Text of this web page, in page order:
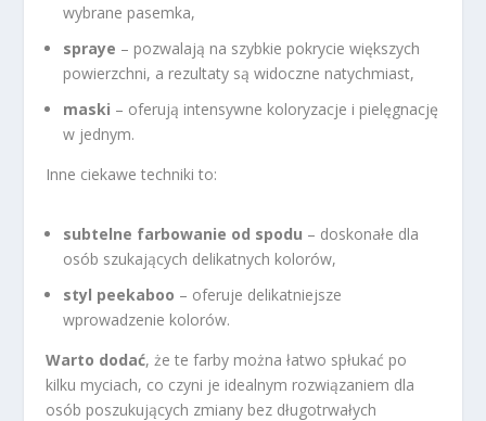
wybrane pasemka,
spraye – pozwalają na szybkie pokrycie większych
powierzchni, a rezultaty są widoczne natychmiast,
maski – oferują intensywne koloryzacje i pielęgnację
w jednym.
Inne ciekawe techniki to:
subtelne farbowanie od spodu – doskonałe dla
osób szukających delikatnych kolorów,
styl peekaboo – oferuje delikatniejsze
wprowadzenie kolorów.
Warto dodać, że te farby można łatwo spłukać po
kilku myciach, co czyni je idealnym rozwiązaniem dla
osób poszukujących zmiany bez długotrwałych